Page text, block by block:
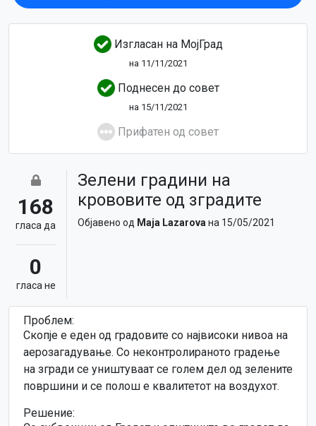
Изгласан на МојГрад
на 11/11/2021
Поднесен до совет
на 15/11/2021
Прифатен од совет
168
гласa да
0
гласa не
Зелени градини на
крововите од зградите
Објавено од Maja Lazarova на 15/05/2021
Проблем:
Скопје е еден од градовите со највисоки нивоа на
аерозагадување. Со неконтролираното градење
на згради се уништуваат се голем дел од зелените
површини и се полош е квалитетот на воздухот.
Решение: